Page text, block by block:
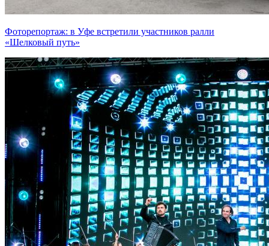
Фоторепортаж: в Уфе встретили участников ралли
«Шелковый путь»